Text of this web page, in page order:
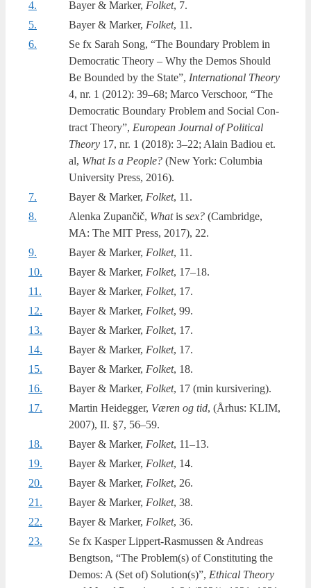
4.
Bayer & Mar­ker, Fol­ket, 7.
5.
Bayer & Mar­ker, Fol­ket, 11.
6.
Se fx Sarah Song, “The Boun­dary Pro­blem in
Demo­cra­tic The­ory – Why the Demos Should
Be Boun­ded by the Sta­te”, Inter­na­tio­nal The­ory
4, nr. 1 (2012): 39–68; Marco Ver­s­choor, “The
Demo­cra­tic Boun­dary Pro­blem and Soci­al Con­
tra­ct The­ory”, Euro­pe­an Jour­nal of Poli­ti­cal
The­ory 17, nr. 1 (2018): 3–22; Alain Badiou et.
al, What Is a Peo­ple? (New York: Colum­bia
Uni­ver­si­ty Press, 2016).
7.
Bayer & Mar­ker, Fol­ket, 11.
8.
Alenka Zupančič, Whatis sex? (Cam­brid­ge,
MA: The MIT Press, 2017), 22.
9.
Bayer & Mar­ker, Fol­ket, 11.
10.
Bayer & Mar­ker, Fol­ket, 17–18.
11.
Bayer & Mar­ker, Fol­ket, 17.
12.
Bayer & Mar­ker, Fol­ket, 99.
13.
Bayer & Mar­ker, Fol­ket, 17.
14.
Bayer & Mar­ker, Fol­ket, 17.
15.
Bayer & Mar­ker, Fol­ket, 18.
16.
Bayer & Mar­ker, Fol­ket, 17 (min kursivering).
17.
Martin Hei­deg­ger, Væren og tid, (Århus: KLIM,
2007), II. §7, 56–59.
18.
Bayer & Mar­ker, Fol­ket, 11–13.
19.
Bayer & Mar­ker, Fol­ket, 14.
20.
Bayer & Mar­ker, Fol­ket, 26.
21.
Bayer & Mar­ker, Fol­ket, 38.
22.
Bayer & Mar­ker, Fol­ket, 36.
23.
Se fx Kas­per Lip­pert-Ras­mus­sen & Andreas
Bengtson, “The Problem(s) of Con­sti­tu­ting the
Demos: A (Set of) Solution(s)”, Ethi­cal The­ory